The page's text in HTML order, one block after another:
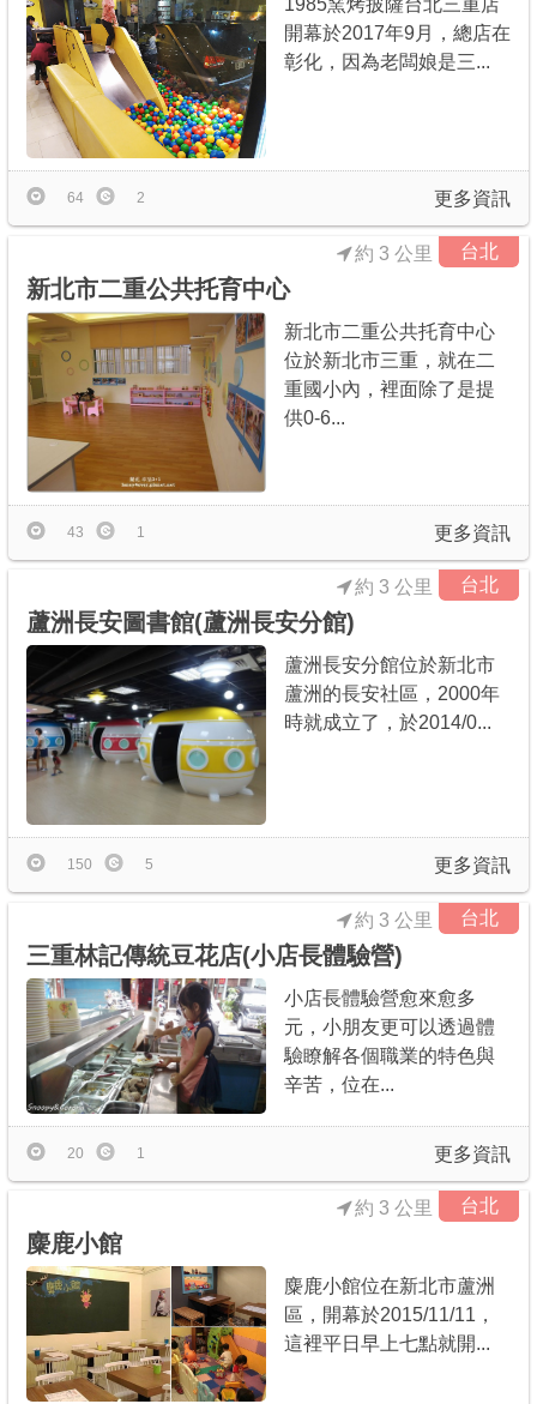
1985窯烤披薩台北三重店
開幕於2017年9月，總店在
彰化，因為老闆娘是三...
更多資訊
64 2
台北
新北市二重公共托育中心
約 3 公里
新北市二重公共托育中心
位於新北市三重，就在二
重國小內，裡面除了是提
供0-6...
更多資訊
43 1
台北
蘆洲長安圖書館(蘆洲長安分館)
約 3 公里
蘆洲長安分館位於新北市
蘆洲的長安社區，2000年
時就成立了，於2014/0...
更多資訊
150 5
台北
三重林記傳統豆花店(小店長體驗營)
約 3 公里
小店長體驗營愈來愈多
元，小朋友更可以透過體
驗瞭解各個職業的特色與
辛苦，位在...
更多資訊
20 1
台北
麋鹿小館
約 3 公里
麋鹿小館位在新北市蘆洲
區，開幕於2015/11/11，
這裡平日早上七點就開...